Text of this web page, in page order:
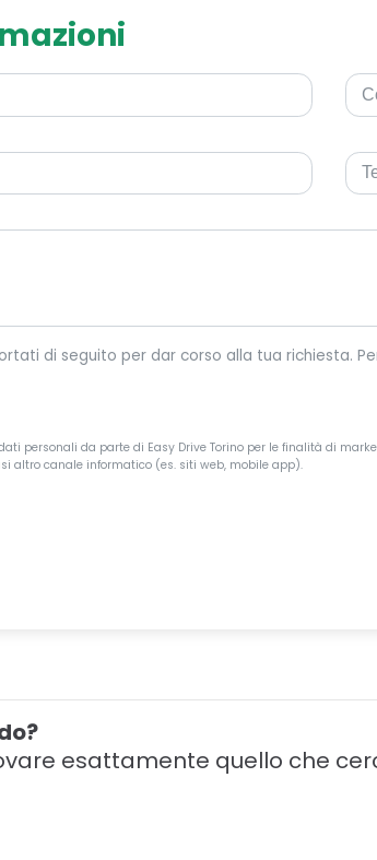
personali da parte di Easy Drive Torino per le finalità di
altro canale informatico (es. siti web, mobile app).
esattamente quello che